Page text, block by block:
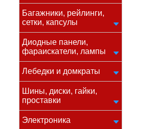
Багажники, рейлинги,
сетки, капсулы
Диодные панели,
фараискатели, лампы
Лебедки и домкраты
Шины, диски, гайки,
проставки
Электроника